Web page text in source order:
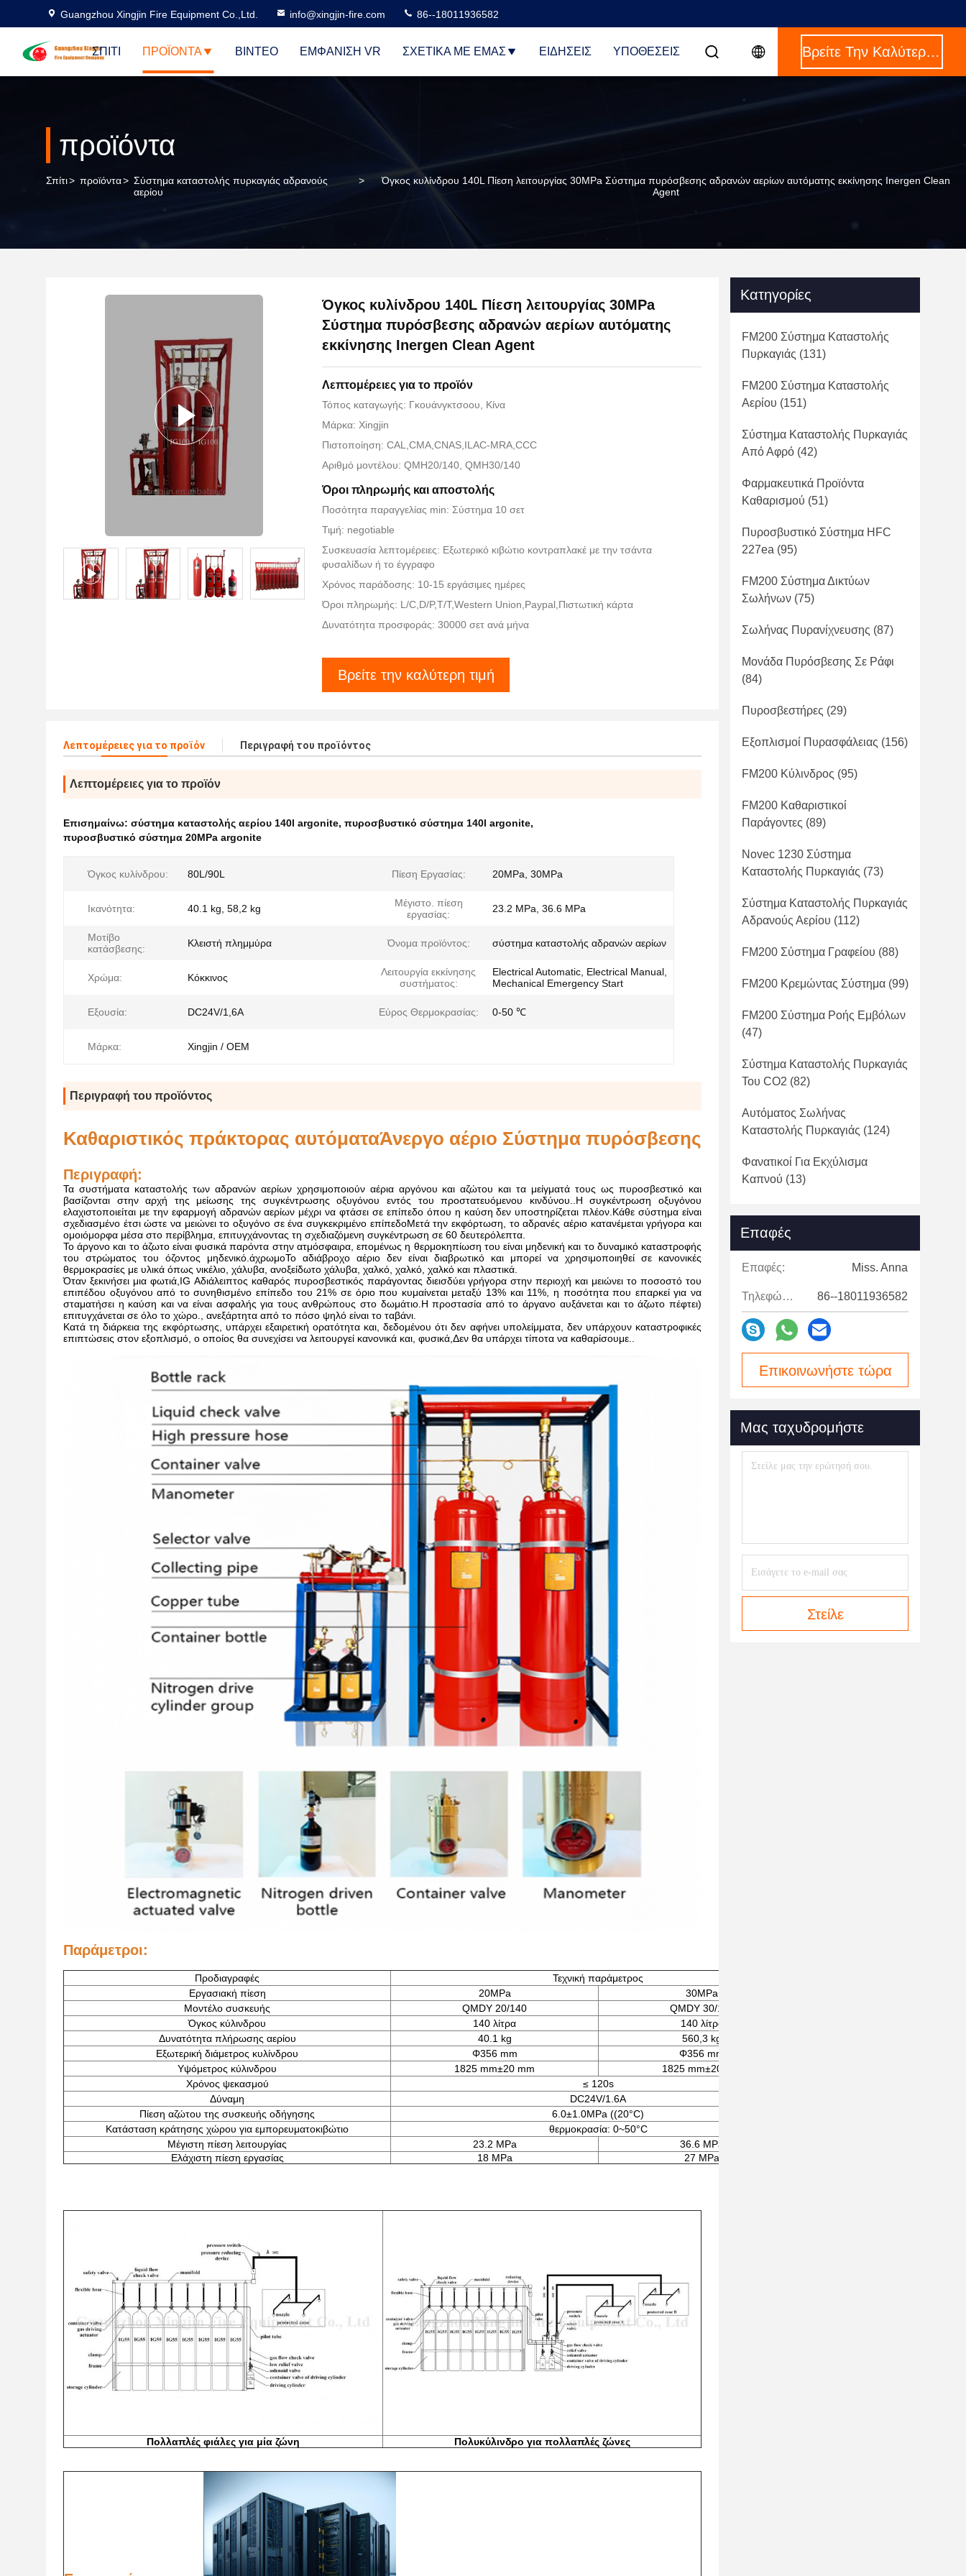
Guangzhou Xingjin Fire Equipment Co.,Ltd. info@xingjin-fire.com 86--18011936582
ΣΠΊΤΙ ΠΡΟΪΌΝΤΑ ΒΊΝΤΕΟ ΕΜΦΆΝΙΣΗ VR ΣΧΕΤΙΚΆ ΜΕ ΕΜΆΣ ΕΙΔΉΣΕΙΣ ΥΠΟΘΈΣΕΙΣ Βρείτε Την Καλύτερη Τιμή
προϊόντα
Σπίτι> προϊόντα> Σύστημα καταστολής πυρκαγιάς αδρανούς
αερίου
>
Όγκος κυλίνδρου 140L Πίεση λειτουργίας 30MPa Σύστημα πυρόσβεσης αδρανών αερίων αυτόματης εκκίνησης Inergen Clean
Agent
Όγκος κυλίνδρου 140L Πίεση λειτουργίας 30MPa
Σύστημα πυρόσβεσης αδρανών αερίων αυτόματης
εκκίνησης Inergen Clean Agent
Λεπτομέρειες για το προϊόν
Τόπος καταγωγής: Γκουάνγκτσοου, Κίνα
Μάρκα: Xingjin
Πιστοποίηση: CAL,CMA,CNAS,ILAC-MRA,CCC
Αριθμό μοντέλου: QMH20/140, QMH30/140
Όροι πληρωμής και αποστολής
Ποσότητα παραγγελίας min: Σύστημα 10 σετ
Τιμή: negotiable
Συσκευασία λεπτομέρειες: Εξωτερικό κιβώτιο κοντραπλακέ με την τσάντα
φυσαλίδων ή το έγγραφο
Χρόνος παράδοσης: 10-15 εργάσιμες ημέρες
Όροι πληρωμής: L/C,D/P,T/T,Western Union,Paypal,Πιστωτική κάρτα
Δυνατότητα προσφοράς: 30000 σετ ανά μήνα
Βρείτε την καλύτερη τιμή
Λεπτομέρειες για το προϊόν Περιγραφή του προϊόντος
Λεπτομέρειες για το προϊόν
Επισημαίνω: σύστημα καταστολής αερίου 140l argonite, πυροσβυστικό σύστημα 140l argonite,
πυροσβυστικό σύστημα 20MPa argonite
Όγκος κυλίνδρου: 80L/90L Πίεση Εργασίας: 20MPa, 30MPa
Ικανότητα: 40.1 kg, 58,2 kg
Μέγιστο. πίεση
εργασίας:
23.2 MPa, 36.6 MPa
Μοτίβο
κατάσβεσης:
Κλειστή πλημμύρα Όνομα προϊόντος: σύστημα καταστολής αδρανών αερίων
Χρώμα: Κόκκινος
Λειτουργία εκκίνησης
συστήματος:
Electrical Automatic, Electrical Manual,
Mechanical Emergency Start
Εξουσία: DC24V/1,6A Εύρος Θερμοκρασίας: 0-50 ℃
Μάρκα: Xingjin / OEM
Περιγραφή του προϊόντος
Καθαριστικός πράκτορας αυτόματαΆνεργο αέριο Σύστημα πυρόσβεσης
Περιγραφή:
Τα συστήματα καταστολής των αδρανών αερίων χρησιμοποιούν αέρια αργόνου και αζώτου και τα μείγματά τους ως πυροσβεστικό και
βασίζονται στην αρχή της μείωσης της συγκέντρωσης οξυγόνου εντός του προστατευόμενου κινδύνου..Η συγκέντρωση οξυγόνου
ελαχιστοποιείται με την εφαρμογή αδρανών αερίων μέχρι να φτάσει σε επίπεδο όπου η καύση δεν υποστηρίζεται πλέον.Κάθε σύστημα είναι
σχεδιασμένο έτσι ώστε να μειώνει το οξυγόνο σε ένα συγκεκριμένο επίπεδοΜετά την εκφόρτωση, το αδρανές αέριο κατανέμεται γρήγορα και
ομοιόμορφα μέσα στο περίβλημα, επιτυγχάνοντας τη σχεδιαζόμενη συγκέντρωση σε 60 δευτερόλεπτα.
Το άργονο και το άζωτο είναι φυσικά παρόντα στην ατμόσφαιρα, επομένως η θερμοκηπίωση του είναι μηδενική και το δυναμικό καταστροφής
του στρώματος του όζοντος μηδενικό.άχρωμοΤο αδιάβροχο αέριο δεν είναι διαβρωτικό και μπορεί να χρησιμοποιηθεί σε κανονικές
θερμοκρασίες με υλικά όπως νικέλιο, χάλυβα, ανοξείδωτο χάλυβα, χαλκό, χαλκό, χαλκό και πλαστικά.
Όταν ξεκινήσει μια φωτιά,IG Αδιάλειπτος καθαρός πυροσβεστικός παράγοντας διεισδύει γρήγορα στην περιοχή και μειώνει το ποσοστό του
επιπέδου οξυγόνου από το συνηθισμένο επίπεδο του 21% σε όριο που κυμαίνεται μεταξύ 13% και 11%, η ποσότητα που επαρκεί για να
σταματήσει η καύση και να είναι ασφαλής για τους ανθρώπους στο δωμάτιο.Η προστασία από το άργανο αυξάνεται και το άζωτο πέφτει)
επιτυγχάνεται σε όλο το χώρο., ανεξάρτητα από το πόσο ψηλό είναι το ταβάνι.
Κατά τη διάρκεια της εκφόρτωσης, υπάρχει εξαιρετική ορατότητα και, δεδομένου ότι δεν αφήνει υπολείμματα, δεν υπάρχουν καταστροφικές
επιπτώσεις στον εξοπλισμό, ο οποίος θα συνεχίσει να λειτουργεί κανονικά και, φυσικά,Δεν θα υπάρχει τίποτα να καθαρίσουμε..
Παράμετροι:
Προδιαγραφές
Τεχνική παράμετρος
Εργασιακή πίεση
20MPa
30MPa
Μοντέλο συσκευής
QMDY 20/140
QMDY 30/140
Όγκος κύλινδρου
140 λίτρα
140 λίτρα
Δυνατότητα πλήρωσης αερίου
40.1 kg
560,3 kg
Εξωτερική διάμετρος κυλίνδρου
Φ356 mm
Φ356 mm
Υψόμετρος κύλινδρου
1825 mm±20 mm
1825 mm±20 mm
Χρόνος ψεκασμού
≤ 120s
Δύναμη
DC24V/1.6A
Πίεση αζώτου της συσκευής οδήγησης
6.0±1.0MPa ((20°C)
Κατάσταση κράτησης χώρου για εμπορευματοκιβώτιο
θερμοκρασία: 0~50°C
Μέγιστη πίεση λειτουργίας
23.2 MPa
36.6 MPa
Ελάχιστη πίεση εργασίας
18 MPa 27 MPa
Πολλαπλές φιάλες για μία ζώνη Πολυκύλινδρο για πολλαπλές ζώνες
Κατηγορίες
FM200 Σύστημα Καταστολής
Πυρκαγιάς (131)
FM200 Σύστημα Καταστολής
Αερίου (151)
Σύστημα Καταστολής Πυρκαγιάς
Από Αφρό (42)
Φαρμακευτικά Προϊόντα
Καθαρισμού (51)
Πυροσβυστικό Σύστημα HFC
227ea (95)
FM200 Σύστημα Δικτύων
Σωλήνων (75)
Σωλήνας Πυρανίχνευσης (87)
Μονάδα Πυρόσβεσης Σε Ράφι
(84)
Πυροσβεστήρες (29)
Εξοπλισμοί Πυρασφάλειας (156)
FM200 Κύλινδρος (95)
FM200 Καθαριστικοί
Παράγοντες (89)
Novec 1230 Σύστημα
Καταστολής Πυρκαγιάς (73)
Σύστημα Καταστολής Πυρκαγιάς
Αδρανούς Αερίου (112)
FM200 Σύστημα Γραφείου (88)
FM200 Κρεμώντας Σύστημα (99)
FM200 Σύστημα Ροής Εμβόλων
(47)
Σύστημα Καταστολής Πυρκαγιάς
Του CO2 (82)
Αυτόματος Σωλήνας
Καταστολής Πυρκαγιάς (124)
Φανατικοί Για Εκχύλισμα
Καπνού (13)
Επαφές
Επαφές: Miss. Anna
Τηλεφώνημα: 86--18011936582
Επικοινωνήστε τώρα
Μας ταχυδρομήστε
Στείλε